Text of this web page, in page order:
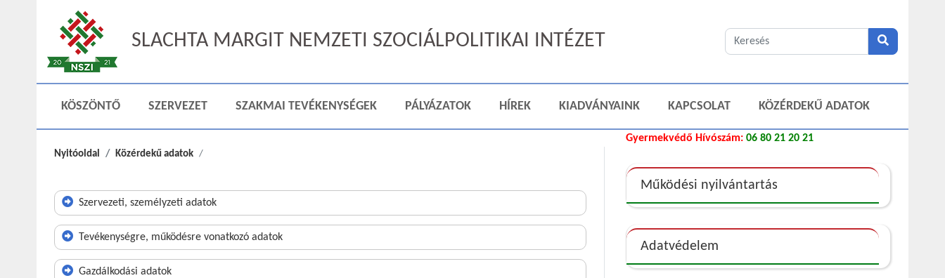
SLACHTA MARGIT NEMZETI SZOCIÁLPOLITIKAI INTÉZET
KÖSZÖNTŐ SZERVEZET SZAKMAI TEVÉKENYSÉGEK PÁLYÁZATOK HÍREK KIADVÁNYAINK KAPCSOLAT KÖZÉRDEKŰ ADATOK
Nyitóoldal Közérdekű adatok
Szervezeti, személyzeti adatok
Tevékenységre, működésre vonatkozó adatok
Gazdálkodási adatok
Gyermekvédő Hívószám: 06 80 21 20 21
Működési nyilvántartás
Adatvédelem